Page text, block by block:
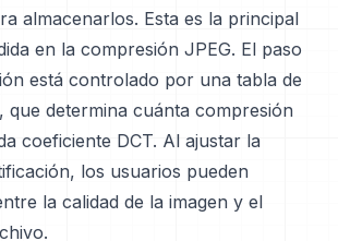
almacenarlos. Esta es la principal
en la compresión JPEG. El paso
está controlado por una tabla de
que determina cuánta compresión
coeficiente DCT. Al ajustar la
los usuarios pueden
la calidad de la imagen y el